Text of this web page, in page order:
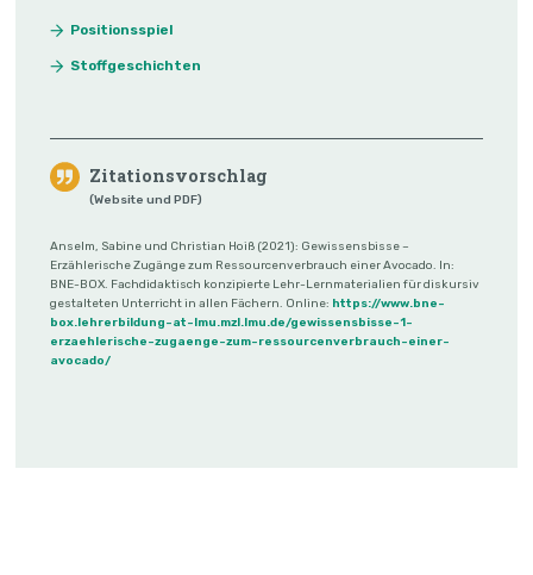
Positionsspiel
Stoffgeschichten
Zitationsvorschlag
(Website und PDF)
Anselm, Sabine und Christian Hoiß (2021): Gewissensbisse –
Erzählerische Zugänge zum Ressourcenverbrauch einer Avocado. In:
BNE-BOX. Fachdidaktisch konzipierte Lehr-Lernmaterialien für diskursiv
gestalteten Unterricht in allen Fächern. Online: https://www.bne-
box.lehrerbildung-at-lmu.mzl.lmu.de/gewissensbisse-1-
erzaehlerische-zugaenge-zum-ressourcenverbrauch-einer-
avocado/